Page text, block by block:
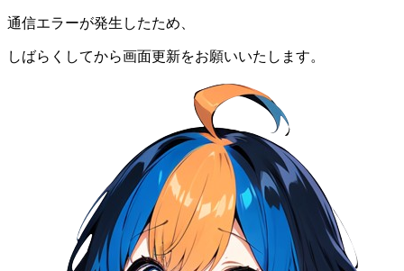
通信エラーが発生したため、
しばらくしてから画面更新をお願いいたします。